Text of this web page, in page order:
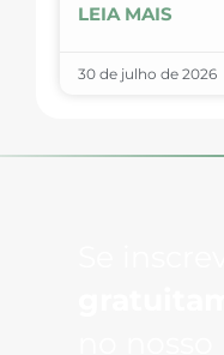
LEIA MAIS
30 de julho de 2026